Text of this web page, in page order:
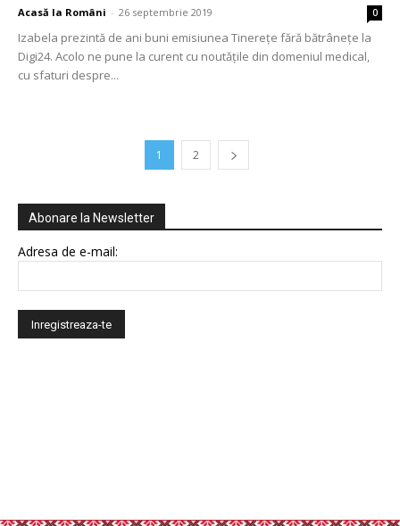
Acasă la Români - 26 septembrie 2019 0
Izabela prezintă de ani buni emisiunea Tinerețe fără bătrânețe la
Digi24. Acolo ne pune la curent cu noutățile din domeniul medical,
cu sfaturi despre...
1 2
Abonare la Newsletter
Adresa de e-mail: